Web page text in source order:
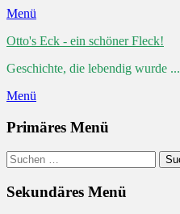
Menü
Otto's Eck - ein schöner Fleck!
Geschichte, die lebendig wurde ...
Menü
Primäres Menü
Zum
Inhalt
springen
Suchen
Suchen
nach:
Sekundäres Menü